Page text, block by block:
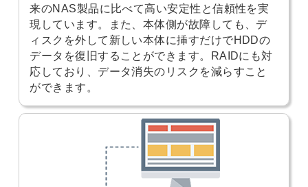
来のNAS製品に比べて高い安定性と信頼性を実
現しています。また、本体側が故障しても、デ
ィスクを外して新しい本体に挿すだけでHDDの
データを復旧することができます。RAIDにも対
応しており、データ消失のリスクを減らすこと
ができます。